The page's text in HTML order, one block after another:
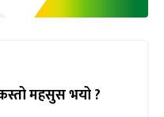
महसुस भयो ?